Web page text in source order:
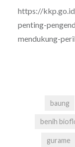
https://
penting-
mendukung-
baung
benih
gurame